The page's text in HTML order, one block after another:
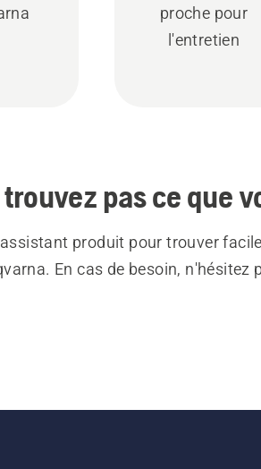
proche pour
l'entretien
pas ce que
produit pour trouver
En cas de besoin,